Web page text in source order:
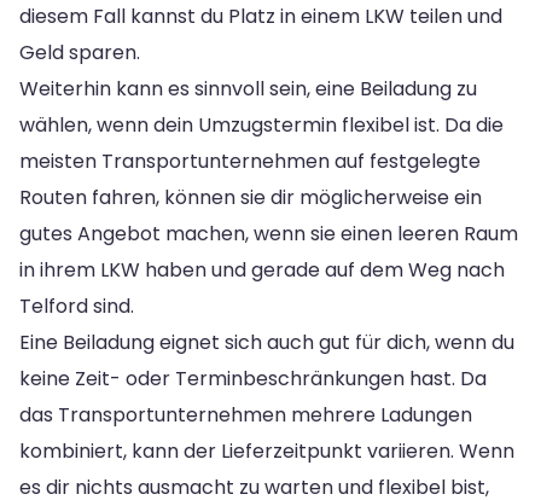
diesem Fall kannst du Platz in einem LKW teilen und
Geld sparen.
Weiterhin kann es sinnvoll sein, eine Beiladung zu
wählen, wenn dein Umzugstermin flexibel ist. Da die
meisten Transportunternehmen auf festgelegte
Routen fahren, können sie dir möglicherweise ein
gutes Angebot machen, wenn sie einen leeren Raum
in ihrem LKW haben und gerade auf dem Weg nach
Telford sind.
Eine Beiladung eignet sich auch gut für dich, wenn du
keine Zeit- oder Terminbeschränkungen hast. Da
das Transportunternehmen mehrere Ladungen
kombiniert, kann der Lieferzeitpunkt variieren. Wenn
es dir nichts ausmacht zu warten und flexibel bist,